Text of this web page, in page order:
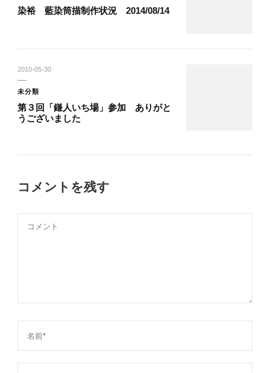
染裕 藍染筒描制作状況 2014/08/14
2010-05-30
未分類
第３回「鎌人いち場」参加 ありがと
うございました
コメントを残す